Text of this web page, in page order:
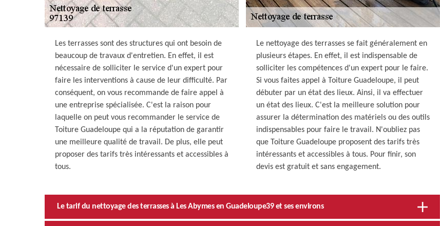
Les terrasses sont des structures qui ont besoin de
beaucoup de travaux d'entretien. En effet, il est
nécessaire de solliciter le service d'un expert pour
faire les interventions à cause de leur difficulté. Par
conséquent, on vous recommande de faire appel à
une entreprise spécialisée. C'est la raison pour
laquelle on peut vous recommander le service de
Toiture Guadeloupe qui a la réputation de garantir
une meilleure qualité de travail. De plus, elle peut
proposer des tarifs très intéressants et accessibles à
tous.
Le nettoyage des terrasses se fait généralement en
plusieurs étapes. En effet, il est indispensable de
solliciter les compétences d'un expert pour le faire.
Si vous faites appel à Toiture Guadeloupe, il peut
débuter par un état des lieux. Ainsi, il va effectuer
un état des lieux. C'est la meilleure solution pour
assurer la détermination des matériels ou des outils
indispensables pour faire le travail. N'oubliez pas
que Toiture Guadeloupe proposent des tarifs très
intéressants et accessibles à tous. Pour finir, son
devis est gratuit et sans engagement.
Le tarif du nettoyage des terrasses à Les Abymes en Guadeloupe39 et ses environs